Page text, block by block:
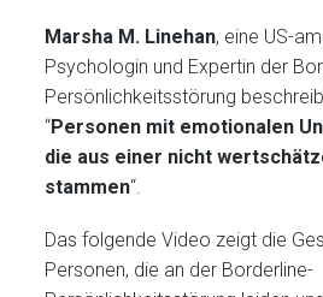
Marsha M. Linehan, eine US-
Psychologin und Expertin der
Persönlichkeitsstörung
“Personen mit emotionalen
die aus einer nicht
stammen“.
Das folgende Video zeigt die
Personen, die an der Borderline-